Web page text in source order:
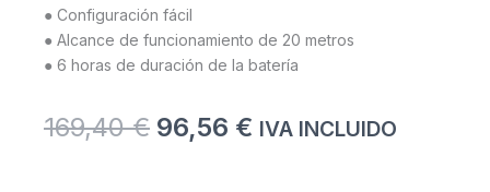
● Configuración fácil
● Alcance de funcionamiento de 20 metros
● 6 horas de duración de la batería
169,40€ El
precio
96,56 € El
IVA INCLUIDO